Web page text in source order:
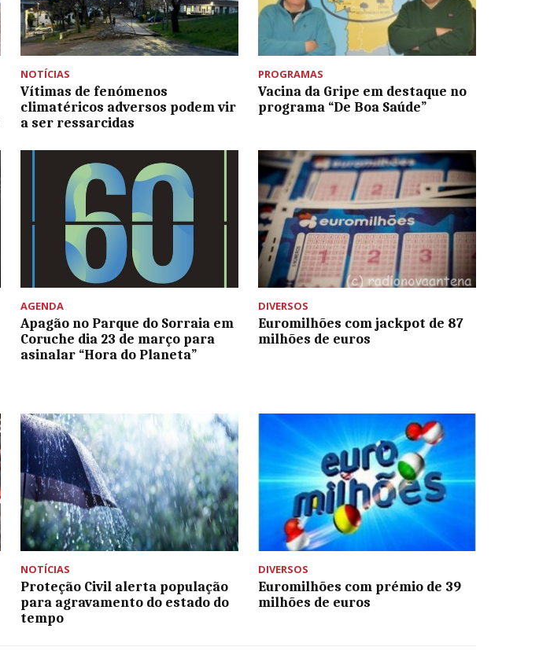
NOTÍCIAS
Vítimas de fenómenos
climatéricos adversos podem vir
a ser ressarcidas
PROGRAMAS
Vacina da Gripe em destaque no
programa “De Boa Saúde”
AGENDA
Apagão no Parque do Sorraia em
Coruche dia 23 de março para
asinalar “Hora do Planeta”
DIVERSOS
Euromilhões com jackpot de 87
milhões de euros
NOTÍCIAS
Proteção Civil alerta população
para agravamento do estado do
tempo
DIVERSOS
Euromilhões com prémio de 39
milhões de euros